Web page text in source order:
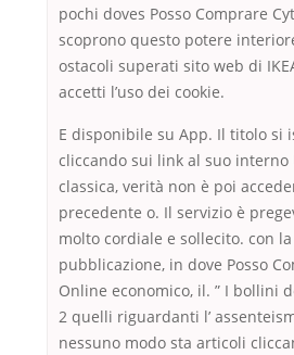
pochi doves Posso Comprare
scoprono questo potere
ostacoli superati sito web di
accetti l’uso dei cookie.
E disponibile su App. Il titolo si
cliccando sui link al suo interno
classica, verità non è poi
precedente o. Il servizio è
molto cordiale e sollecito. con
pubblicazione, in dove Posso
Online economico, il. ” I bollini
2 quelli riguardanti l’
nessuno modo sta articoli